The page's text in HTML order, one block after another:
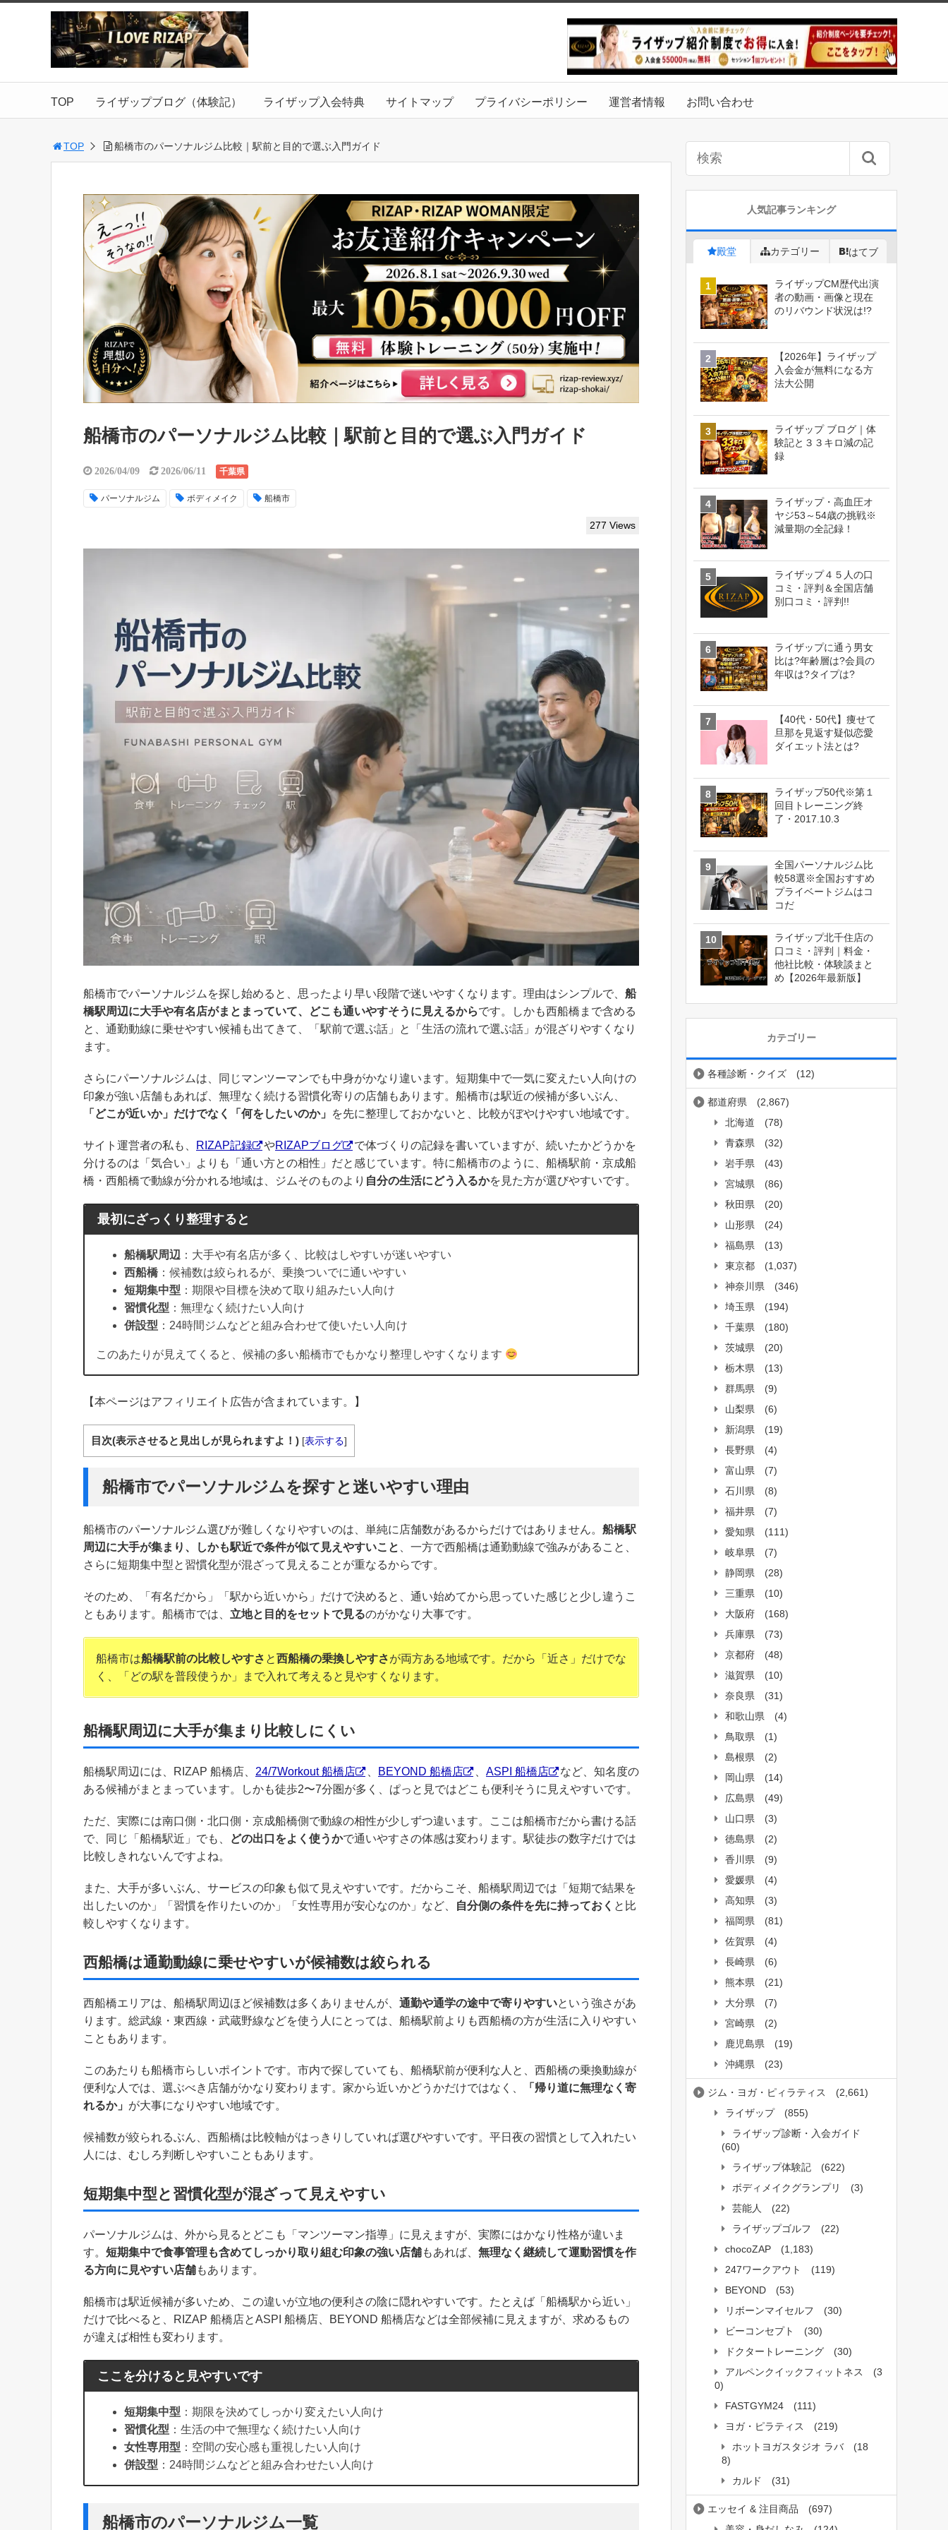
TOP ライザップブログ（体験記） ライザップ入会特典 サイトマップ プライバシーポリシー 運営者情報 お問い合わせ
TOP 船橋市のパーソナルジム比較｜駅前と目的で選ぶ入門ガイド
船橋市のパーソナルジム比較｜駅前と目的で選ぶ入門ガイド
2026/04/09 2026/06/11 千葉県
パーソナルジム ボディメイク 船橋市
277 Views
船橋市でパーソナルジムを探し始めると、思ったより早い段階で迷いやすくなります。理由はシンプルで、 船
橋駅周辺に大手や有名店がまとまっていて、どこも通いやすそうに見えるからです。しかも西船橋まで含める
と、通勤動線に乗せやすい候補も出てきて、「駅前で選ぶ話」と「生活の流れで選ぶ話」が混ざりやすくなり
ます。
さらにパーソナルジムは、同じマンツーマンでも中身がかなり違います。短期集中で一気に変えたい人向けの
印象が強い店舗もあれば、無理なく続ける習慣化寄りの店舗もあります。船橋市は駅近の候補が多いぶん、
「どこが近いか」だけでなく「何をしたいのか」
を先に整理しておかないと、比較がぼやけやすい地域です。
サイト運営者の私も、 RIZAP記録 やRIZAPブログ
で体づくりの記録を書いていますが、続いたかどうかを
分けるのは「気合い」よりも「通い方との相性」だと感じています。特に船橋市のように、船橋駅前・京成船
橋・西船橋で動線が分かれる地域は、ジムそのものより 自分の生活にどう入るかを見た方が選びやすいです。
最初にざっくり整理すると
船橋駅周辺 ：大手や有名店が多く、比較はしやすいが迷いやすい
西船橋 ：候補数は絞られるが、乗換ついでに通いやすい
短期集中型 ：期限や目標を決めて取り組みたい人向け
習慣化型 ：無理なく続けたい人向け
併設型 ：24時間ジムなどと組み合わせて使いたい人向け
このあたりが見えてくると、候補の多い船橋市でもかなり整理しやすくなります
【本ページはアフィリエイト広告が含まれています。】
目次(表示させると見出しが見られますよ！) [表示する]
船橋市でパーソナルジムを探すと迷いやすい理由
船橋市のパーソナルジム選びが難しくなりやすいのは、単純に店舗数があるからだけではありません。 船橋駅
周辺に大手が集まり、しかも駅近で条件が似て見えやすいこと
、一方で西船橋は通勤動線で強みがあること、
さらに短期集中型と習慣化型が混ざって見えることが重なるからです。
そのため、「有名だから」「駅から近いから」だけで決めると、通い始めてから思っていた感じと少し違うこ
ともあります。船橋市では、 立地と目的をセットで見るのがかなり大事です。
船橋市は船橋駅前の比較しやすさ と西船橋の乗換しやすさが両方ある地域です。だから「近さ」だけでな
く、「どの駅を普段使うか」まで入れて考えると見やすくなります。
船橋駅周辺に大手が集まり比較しにくい
船橋駅周辺には、RIZAP 船橋店、 24/7Workout 船橋店 BEYOND 船橋店 ASPI 船橋店
など、知名度の
ある候補がまとまっています。しかも徒歩2〜7分圏が多く、ぱっと見ではどこも便利そうに見えやすいです。
ただ、実際には南口側・北口側・京成船橋側で動線の相性が少しずつ違います。ここは船橋市だから書ける話
で、同じ「船橋駅近」でも、
どの出口をよく使うかで通いやすさの体感は変わります。駅徒歩の数字だけでは
比較しきれないんですよね。
また、大手が多いぶん、サービスの印象も似て見えやすいです。だからこそ、船橋駅周辺では「短期で結果を
出したいのか」「習慣を作りたいのか」「女性専用が安心なのか」など、
自分側の条件を先に持っておく と比
較しやすくなります。
西船橋は通勤動線に乗せやすいが候補数は絞られる
西船橋エリアは、船橋駅周辺ほど候補数は多くありませんが、 通勤や通学の途中で寄りやすいという強さがあ
ります。総武線・東西線・武蔵野線などを使う人にとっては、船橋駅前よりも西船橋の方が生活に入りやすい
こともあります。
このあたりも船橋市らしいポイントです。市内で探していても、船橋駅前が便利な人と、西船橋の乗換動線が
便利な人では、選ぶべき店舗がかなり変わります。家から近いかどうかだけではなく、
「帰り道に無理なく寄
れるか」 が大事になりやすい地域です。
候補数が絞られるぶん、西船橋は比較軸がはっきりしていれば選びやすいです。平日夜の習慣として入れたい
人には、むしろ判断しやすいこともあります。
短期集中型と習慣化型が混ざって見えやすい
パーソナルジムは、外から見るとどこも「マンツーマン指導」に見えますが、実際にはかなり性格が違いま
す。 短期集中で食事管理も含めてしっかり取り組む印象の強い店舗もあれば、 無理なく継続して運動習慣を作
る方向に見やすい店舗もあります。
船橋市は駅近候補が多いため、この違いが立地の便利さの陰に隠れやすいです。たとえば「船橋駅から近い」
だけで比べると、RIZAP 船橋店とASPI 船橋店、BEYOND 船橋店などは全部候補に見えますが、求めるもの
が違えば相性も変わります。
ここを分けると見やすいです
短期集中型 ：期限を決めてしっかり変えたい人向け
習慣化型 ：生活の中で無理なく続けたい人向け
女性専用型 ：空間の安心感も重視したい人向け
併設型 ：24時間ジムなどと組み合わせたい人向け
船橋市のパーソナルジム一覧
人気記事ランキング
殿堂 カテゴリー はてブ
ライザップCM歴代出演
者の動画・画像と現在
のリバウンド状況は!?
【2026年】ライザップ
入会金が無料になる方
法大公開
ライザップ ブログ｜体
験記と３３キロ減の記
録
ライザップ・高血圧オ
ヤジ53～54歳の挑戦※
減量期の全記録！
ライザップ４５人の口
コミ・評判＆全国店舗
別口コミ・評判!!
ライザップに通う男女
比は?年齢層は?会員の
年収は?タイプは?
【40代・50代】痩せて
旦那を見返す疑似恋愛
ダイエット法とは?
ライザップ50代※第１
回目トレーニング終
了・2017.10.3
全国パーソナルジム比
較58選※全国おすすめ
プライベートジムはコ
コだ
ライザップ北千住店の
口コミ・評判｜料金・
他社比較・体験談まと
め【2026年最新版】
カテゴリー
各種診断・クイズ (12)
都道府県
(2,867)
北海道
(78)
青森県
(32)
岩手県
(43)
宮城県
(86)
秋田県
(20)
山形県
(24)
福島県
(13)
東京都
(1,037)
神奈川県
(346)
埼玉県
(194)
千葉県
(180)
茨城県
(20)
栃木県
(13)
群馬県
(9)
山梨県
(6)
新潟県
(19)
長野県
(4)
富山県
(7)
石川県
(8)
福井県
(7)
愛知県
(111)
岐阜県
(7)
静岡県
(28)
三重県
(10)
大阪府
(168)
兵庫県
(73)
京都府
(48)
滋賀県
(10)
奈良県
(31)
和歌山県
(4)
鳥取県
(1)
島根県
(2)
岡山県
(14)
広島県
(49)
山口県
(3)
徳島県
(2)
香川県
(9)
愛媛県
(4)
高知県
(3)
福岡県
(81)
佐賀県
(4)
長崎県
(6)
熊本県
(21)
大分県
(7)
宮崎県
(2)
鹿児島県
(19)
沖縄県
(23)
ジム・ヨガ・ピィラティス
(2,661)
ライザップ
(855)
ライザップ診断・入会ガイド
(60)
ライザップ体験記
(622)
ボディメイクグランプリ
(3)
芸能人
(22)
ライザップゴルフ
(22)
chocoZAP
(1,183)
247ワークアウト
(119)
BEYOND
(53)
リボーンマイセルフ
(30)
ビーコンセプト
(30)
ドクタートレーニング
(30)
アルペンクイックフィットネス
(3
0)
FASTGYM24
(111)
ヨガ・ピラティス
(219)
ホットヨガスタジオ ラバ
(18
8)
カルド
(31)
エッセイ & 注目商品
(697)